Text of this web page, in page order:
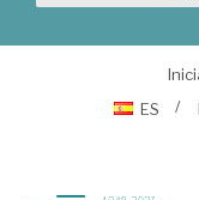
ES